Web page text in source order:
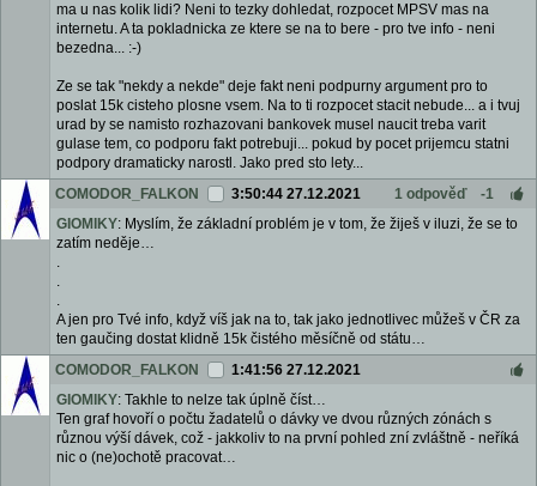
ma u nas kolik lidi? Neni to tezky dohledat, rozpocet MPSV mas na
internetu. A ta pokladnicka ze ktere se na to bere - pro tve info - neni
bezedna... :-)
Ze se tak "nekdy a nekde" deje fakt neni podpurny argument pro to
poslat 15k cisteho plosne vsem. Na to ti rozpocet stacit nebude... a i tvuj
urad by se namisto rozhazovani bankovek musel naucit treba varit
gulase tem, co podporu fakt potrebuji... pokud by pocet prijemcu statni
podpory dramaticky narostl. Jako pred sto lety...
COMODOR_FALKON
3:50:44 27.12.2021 1 odpověď
-1
GIOMIKY: Myslím, že základní problém je v tom, že žiješ v iluzi, že se to
zatím neděje…
.
.
.
A jen pro Tvé info, když víš jak na to, tak jako jednotlivec můžeš v ČR za
ten gaučing dostat klidně 15k čistého měsíčně od státu…
COMODOR_FALKON
1:41:56 27.12.2021
GIOMIKY: Takhle to nelze tak úplně číst…
Ten graf hovoří o počtu žadatelů o dávky ve dvou různých zónách s
různou výší dávek, což - jakkoliv to na první pohled zní zvláštně - neříká
nic o (ne)ochotě pracovat…